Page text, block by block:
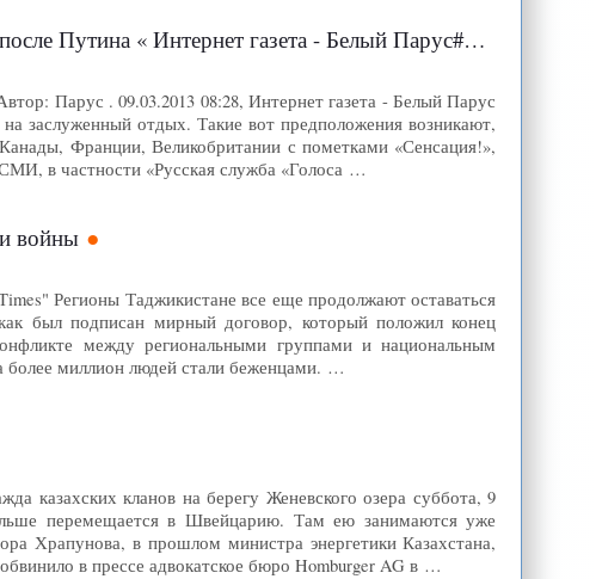
« Интернет газета - Белый Парус#more-76842
Парус . 09.03.2013 08:28, Интернет газета - Белый Парус
заслуженный отдых. Такие вот предположения возникают,
Франции, Великобритании с пометками «Сенсация!»,
в частности «Русская служба «Голоса …
войны
Регионы Таджикистане все еще продолжают оставаться
был подписан мирный договор, который положил конец
между региональными группами и национальным
более миллион людей стали беженцами. …
казахских кланов на берегу Женевского озера суббота, 9
перемещается в Швейцарию. Там ею занимаются уже
Храпунова, в прошлом министра энергетики Казахстана,
в прессе адвокатское бюро Homburger AG в …